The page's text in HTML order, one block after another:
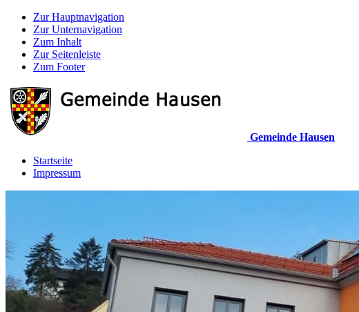
Zur Hauptnavigation
Zur Unternavigation
Zum Inhalt
Zur Seitenleiste
Zum Footer
Gemeinde Hausen
Startseite
Impressum